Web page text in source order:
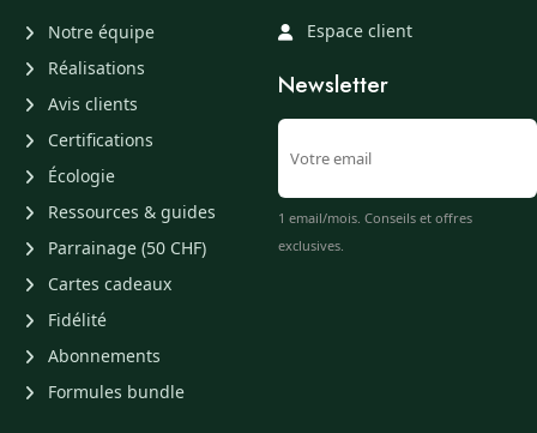
Notre équipe
Réalisations
Avis clients
Certifications
Écologie
Ressources & guides
Parrainage (50 CHF)
Cartes cadeaux
Fidélité
Abonnements
Formules bundle
Espace client
Newsletter
1 email/mois. Conseils et offres
exclusives.